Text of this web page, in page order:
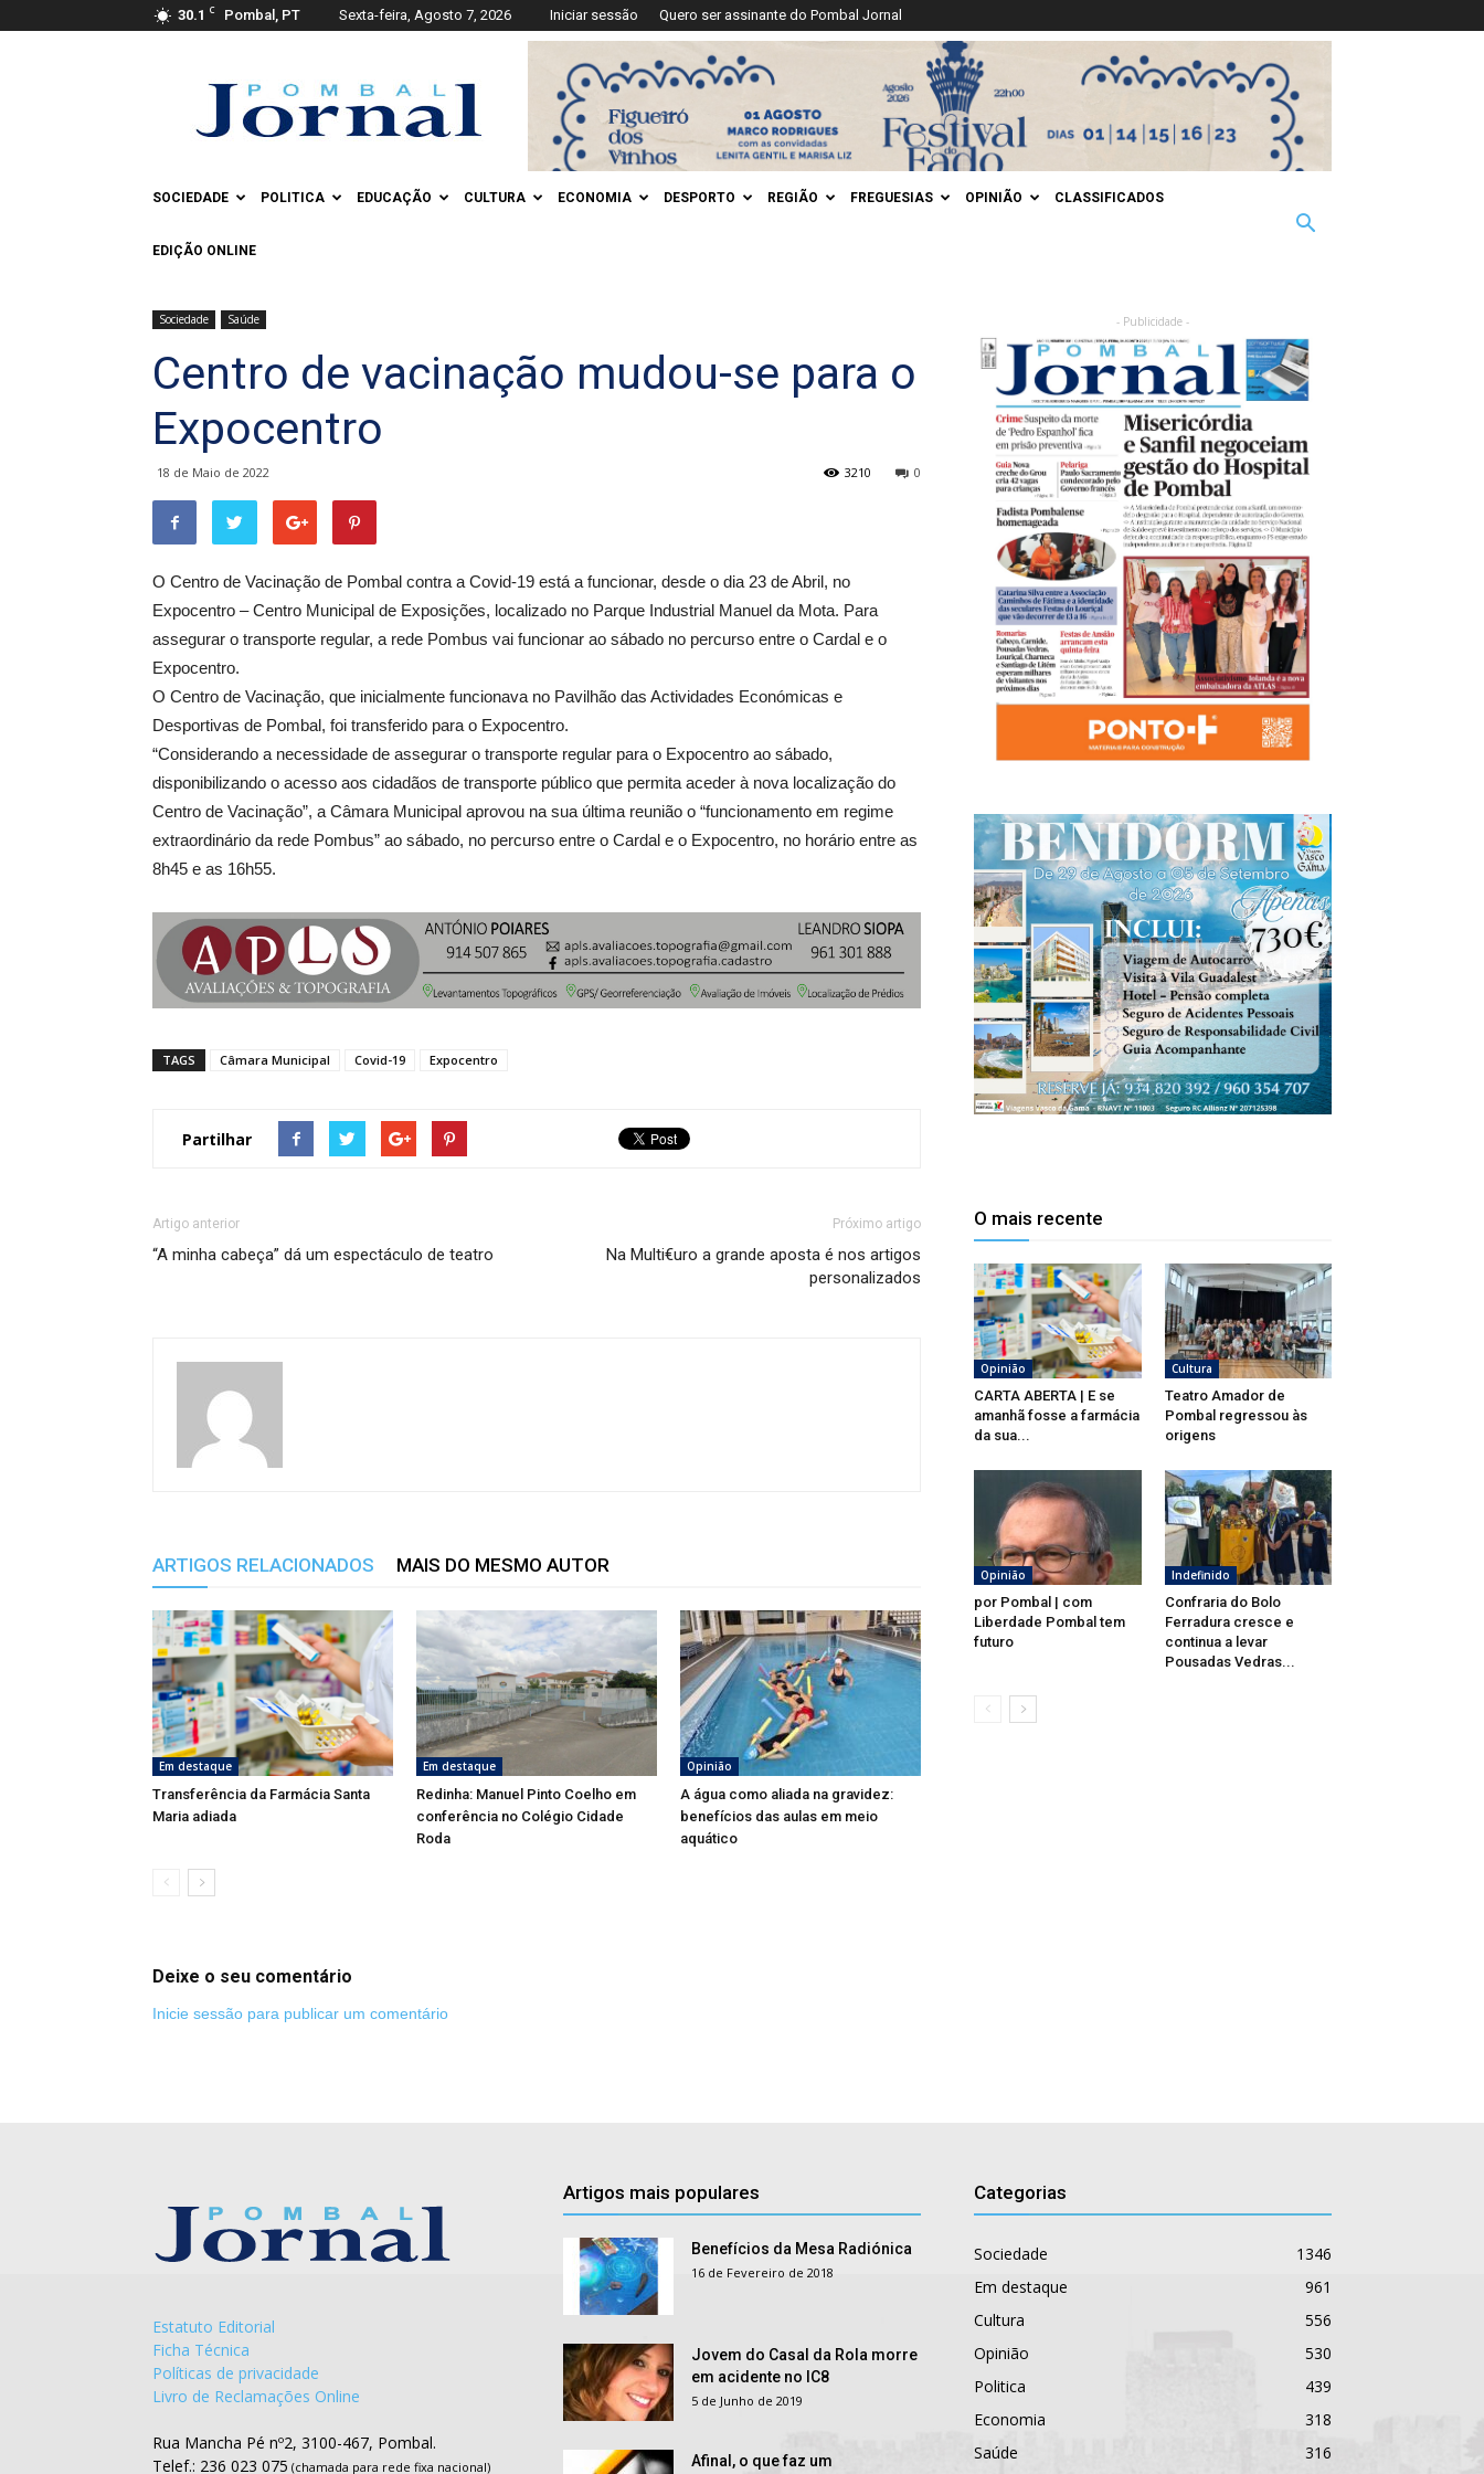
30.1 C Pombal, PT Sexta-feira, Agosto 7, 2026 Iniciar sessão Quero ser assinante do Pombal Jornal
Jornal
SOCIEDADE POLITICA EDUCAÇÃO CULTURA ECONOMIA DESPORTO REGIÃO FREGUESIAS OPINIÃO CLASSIFICADOS
EDIÇÃO ONLINE
Sociedade Saúde
Centro de vacinação mudou-se para o
Expocentro
18 de Maio de 2022 0
3210
O Centro de Vacinação de Pombal contra a Covid-19 está a funcionar, desde o dia 23 de Abril, no
Expocentro – Centro Municipal de Exposições, localizado no Parque Industrial Manuel da Mota. Para
assegurar o transporte regular, a rede Pombus vai funcionar ao sábado no percurso entre o Cardal e o
Expocentro.
O Centro de Vacinação, que inicialmente funcionava no Pavilhão das Actividades Económicas e
Desportivas de Pombal, foi transferido para o Expocentro.
“Considerando a necessidade de assegurar o transporte regular para o Expocentro ao sábado,
disponibilizando o acesso aos cidadãos de transporte público que permita aceder à nova localização do
Centro de Vacinação”, a Câmara Municipal aprovou na sua última reunião o “funcionamento em regime
extraordinário da rede Pombus” ao sábado, no percurso entre o Cardal e o Expocentro, no horário entre as
8h45 e as 16h55.
TAGS Câmara Municipal Covid-19 Expocentro
Partilhar
Artigo anterior
“A minha cabeça” dá um espectáculo de teatro
Próximo artigo
Na Multi€uro a grande aposta é nos artigos
personalizados
ARTIGOS RELACIONADOS MAIS DO MESMO AUTOR
Em destaque
Transferência da Farmácia Santa
Maria adiada
Em destaque
Redinha: Manuel Pinto Coelho em
conferência no Colégio Cidade
Roda
Opinião
A água como aliada na gravidez:
benefícios das aulas em meio
aquático
Deixe o seu comentário
Inicie sessão para publicar um comentário
- Publicidade -
O mais recente
Opinião
CARTA ABERTA | E se
amanhã fosse a farmácia
da sua...
Cultura
Teatro Amador de
Pombal regressou às
origens
Opinião
por Pombal | com
Liberdade Pombal tem
futuro
Indefinido
Confraria do Bolo
Ferradura cresce e
continua a levar
Pousadas Vedras...
Estatuto Editorial
Ficha Técnica
Políticas de privacidade
Livro de Reclamações Online
Rua Mancha Pé nº2, 3100-467, Pombal.
Telef.: 236 023 075 (chamada para rede fixa nacional)
Artigos mais populares
Benefícios da Mesa Radiónica
16 de Fevereiro de 2018
Jovem do Casal da Rola morre
em acidente no IC8
5 de Junho de 2019
Afinal, o que faz um
Categorias
Sociedade
1346
Em destaque
961
Cultura
556
Opinião
530
Politica
439
Economia
318
Saúde
316